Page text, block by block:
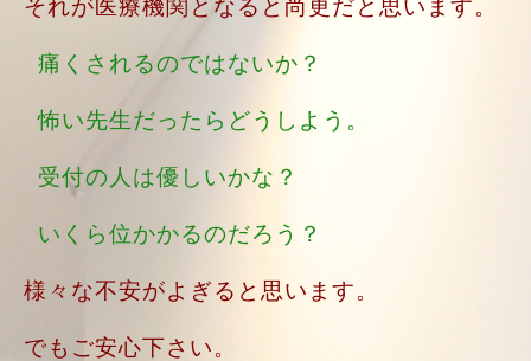
それが医療機関となると尚更だと思います。
痛くされるのではないか？
怖い先生だったらどうしよう。
受付の人は優しいかな？
いくら位かかるのだろう？
様々な不安がよぎると思います。
でもご安心下さい。